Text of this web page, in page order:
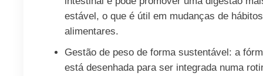
estável, o que é útil em mudanças de hábitos
alimentares.
Gestão de peso de forma sustentável: a
está desenhada para ser integrada numa